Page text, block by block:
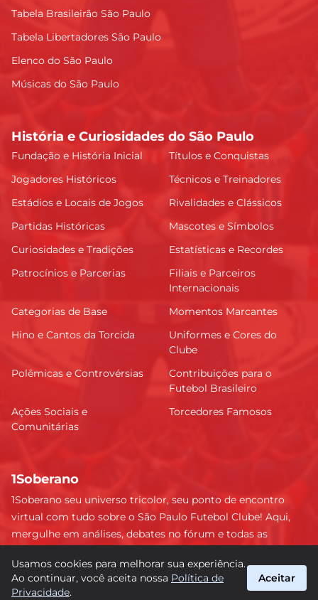
Tabela Brasileirão São Paulo
Tabela Libertadores São Paulo
Elenco do São Paulo
Músicas do São Paulo
História e Curiosidades do São Paulo
Fundação e História Inicial
Títulos e Conquistas
Jogadores Históricos
Técnicos e Treinadores
Estádios e Locais de Jogos
Rivalidades e Clássicos
Partidas Históricas
Mascotes e Símbolos
Curiosidades e Tradições
Estatísticas e Recordes
Patrocínios e Parcerias
Filiais e Parceiros
Internacionais
Categorias de Base
Momentos Marcantes
Hino e Cantos da Torcida
Uniformes e Cores do
Clube
Polêmicas e Controvérsias
Contribuições para o
Futebol Brasileiro
Ações Sociais e
Comunitárias
Torcedores Famosos
1Soberano
1Soberano seu universo tricolor, seu ponto de encontro
virtual com tudo sobre o São Paulo Futebol Clube! Aqui,
mergulhe em análises, debates no fórum e todas as
detalhe e faça parte dessa comunidade apaixonada pelo
tricolor paulista. #SPFC #SãoPaulo #1Soberano
Usamos cookies para melhorar sua experiência.
Ao continuar, você aceita nossa Política de
Privacidade.
Aceitar